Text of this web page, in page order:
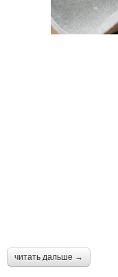
читать дальше →